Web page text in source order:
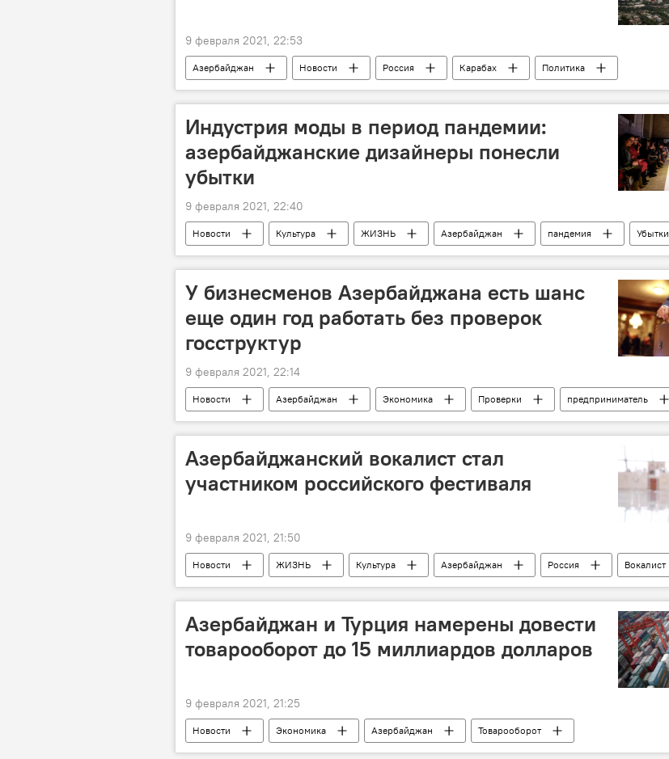
9 февраля 2021, 22:53
Азербайджан Новости Россия Карабах Политика
Индустрия моды в период пандемии:
азербайджанские дизайнеры понесли
убытки
9 февраля 2021, 22:40
Новости Культура ЖИЗНЬ Азербайджан пандемия
Убытки
Дизайнер
У бизнесменов Азербайджана есть шанс
еще один год работать без проверок
госструктур
9 февраля 2021, 22:14
Новости Азербайджан Экономика Проверки предприниматель
Азербайджанский вокалист стал
участником российского фестиваля
9 февраля 2021, 21:50
Новости ЖИЗНЬ Культура Азербайджан Россия
Вокалист
Фестиваль
Россия
Азербайджан и Турция намерены довести
товарооборот до 15 миллиардов долларов
9 февраля 2021, 21:25
Новости Экономика Азербайджан Товарооборот